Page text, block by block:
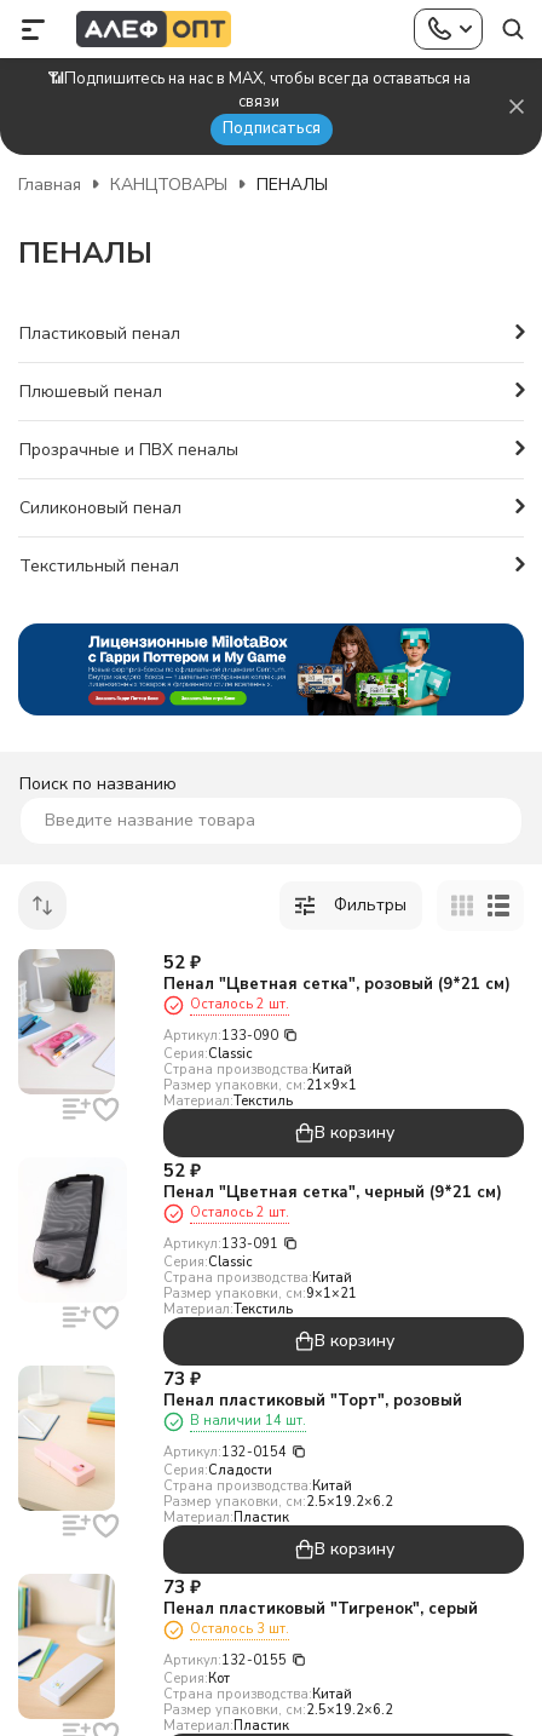
📶Подпишитесь на нас в MAX, чтобы всегда оставаться на
связи
Подписаться
Главная КАНЦТОВАРЫ ПЕНАЛЫ
ПЕНАЛЫ
Пластиковый пенал
Плюшевый пенал
Прозрачные и ПВХ пеналы
Силиконовый пенал
Текстильный пенал
Поиск по названию
Фильтры
52 ₽
Пенал "Цветная сетка", розовый (9*21 см)
Осталось 2 шт.
Артикул:133-090
Серия:Classic
Страна производства:Китай
Размер упаковки, см:21×9×1
Материал:Текстиль
В корзину
52 ₽
Пенал "Цветная сетка", черный (9*21 см)
Осталось 2 шт.
Артикул:133-091
Серия:Classic
Страна производства:Китай
Размер упаковки, см:9×1×21
Материал:Текстиль
В корзину
73 ₽
Пенал пластиковый "Торт", розовый
В наличии 14 шт.
Артикул:132-0154
Серия:Сладости
Страна производства:Китай
Размер упаковки, см:2.5×19.2×6.2
Материал:Пластик
В корзину
73 ₽
Пенал пластиковый "Тигренок", серый
Осталось 3 шт.
Артикул:132-0155
Серия:Кот
Страна производства:Китай
Размер упаковки, см:2.5×19.2×6.2
Материал:Пластик